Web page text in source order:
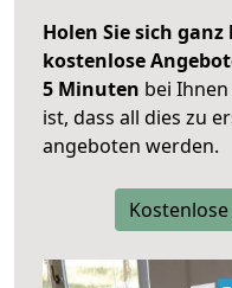
Holen Sie sich
kostenlose
5 Minuten bei
ist, dass all dies zu
angeboten werden.